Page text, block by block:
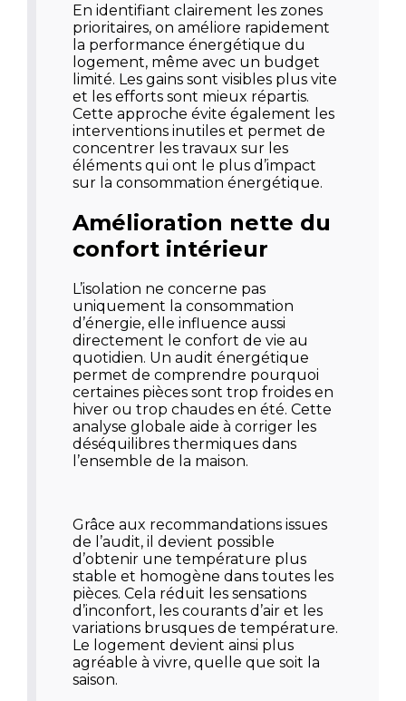
En identifiant clairement les zones
prioritaires, on améliore rapidement
la performance énergétique du
logement, même avec un budget
limité. Les gains sont visibles plus vite
et les efforts sont mieux répartis.
Cette approche évite également les
interventions inutiles et permet de
concentrer les travaux sur les
éléments qui ont le plus d’impact
sur la consommation énergétique.
Amélioration nette du
confort intérieur
L’isolation ne concerne pas
uniquement la consommation
d’énergie, elle influence aussi
directement le confort de vie au
quotidien. Un audit énergétique
permet de comprendre pourquoi
certaines pièces sont trop froides en
hiver ou trop chaudes en été. Cette
analyse globale aide à corriger les
déséquilibres thermiques dans
l’ensemble de la maison.
Grâce aux recommandations issues
de l’audit, il devient possible
d’obtenir une température plus
stable et homogène dans toutes les
pièces. Cela réduit les sensations
d’inconfort, les courants d’air et les
variations brusques de température.
Le logement devient ainsi plus
agréable à vivre, quelle que soit la
saison.